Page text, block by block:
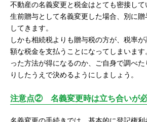
不動産の名義変更と税金はとても密接し
生前贈与として名義変更した場合、別に
してきます。
しかも相続税よりも贈与税の方が、税率
額な税金を支払うことになってしまいま
った方法が得になるのか、ご自身で調べ
りしたうえで決めるようにしましょう。
注意点② 名義変更時は立ち合いが